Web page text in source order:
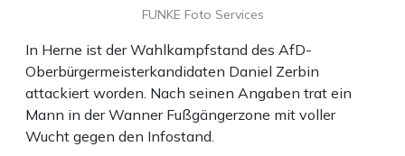
In Herne ist der Wahlkampfstand des AfD-
Oberbürgermeisterkandidaten Daniel Zerbin
attackiert worden. Nach seinen Angaben trat ein
Mann in der Wanner Fußgängerzone mit voller
Wucht gegen den Infostand.
FUNKE Foto Services